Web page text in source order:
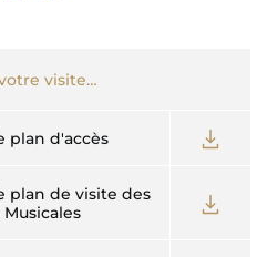
visite…
plan d'accès
plan de visite des
Musicales